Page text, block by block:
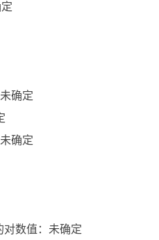
确定
确定
对数值：未确定